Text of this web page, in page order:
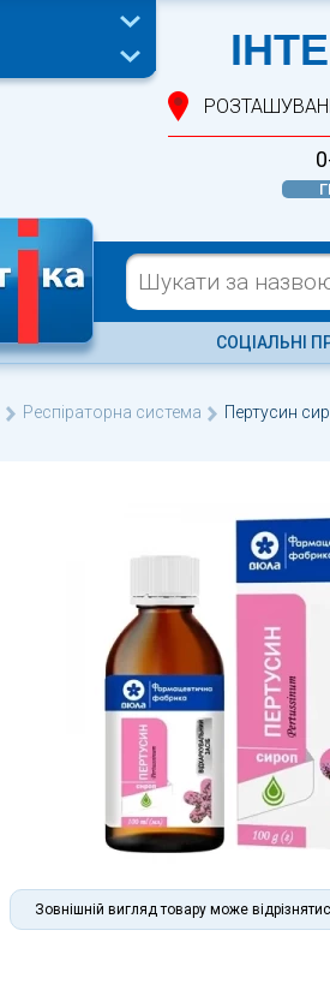
СОЦІАЛЬНІ
Респіраторна система Пертусин
Зовнішній вигляд товару може